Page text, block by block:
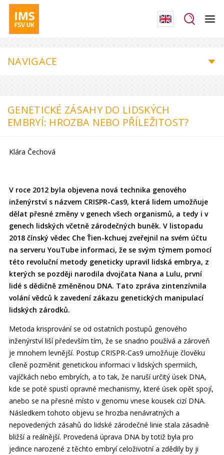
NAVIGACE
GENETICKÉ ZÁSAHY DO LIDSKÝCH
EMBRYÍ: HROZBA NEBO PŘÍLEŽITOST?
Klára Čechová
V roce 2012 byla objevena nová technika genového
inženýrství s názvem CRISPR-Cas9, která lidem umožňuje
dělat přesné změny v genech všech organismů, a tedy i v
genech lidských včetně zárodečných buněk. V listopadu
2018 čínský vědec Che Ťien-kchuej zveřejnil na svém účtu
na serveru YouTube informaci, že se svým týmem pomocí
této revoluční metody geneticky upravil lidská embrya, z
kterých se později narodila dvojčata Nana a Lulu, první
lidé s dědičně změněnou DNA. Tato zpráva zintenzívnila
volání vědců k zavedení zákazu genetických manipulací
lidských zárodků.
Metoda krisprování se od ostatních postupů genového
inženýrství liší především tím, že se snadno používá a zároveň
je mnohem levnější. Postup CRISPR-Cas9 umožňuje člověku
cíleně pozměnit genetickou informaci v lidských spermiích,
vajíčkách nebo embryích, a to tak, že naruší určitý úsek DNA,
kde se poté spustí opravné mechanismy, které úsek opět spojí,
anebo se na přesné místo v genomu vnese kousek cizí DNA.
Následkem tohoto objevu se hrozba nenávratných a
nepovedených zásahů do lidské zárodečné linie stala zásadně
bližší a reálnější. Provedená úprava DNA by totiž byla pro
jedince narozené z těchto embryí celoživotní a zdědily by ji